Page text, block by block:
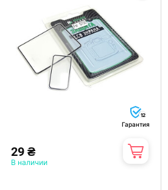
12
Гарантия
29 ₴
В наличии